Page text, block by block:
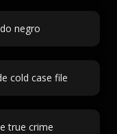
negro
cold case file
true crime